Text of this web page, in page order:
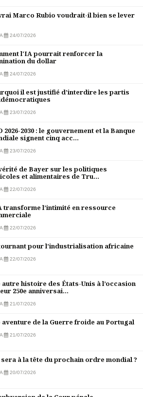
Marco Rubio voudrait-il bien se lever
24/07/2026
l'IA pourrait renforcer la
du dollar
24/07/2026
il est justifié d’interdire les partis
23/07/2026
2026-2030 : le gouvernement et la Banque
signent cinq acc...
23/07/2026
de Bayer sur les politiques
et alimentaires de Tru...
22/07/2026
transforme l’intimité en ressource
22/07/2026
pour l’industrialisation africaine
22/07/2026
autre histoire des États-Unis à l’occasion
250e anniversai...
21/07/2026
aventure de la Guerre froide au Portugal
21/07/2026
sera à la tête du prochain ordre mondial ?
20/07/2026